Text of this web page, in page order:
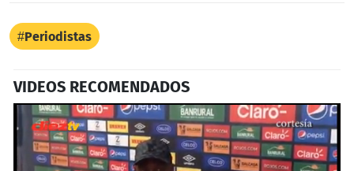
Periodistas
VIDEOS RECOMENDADOS